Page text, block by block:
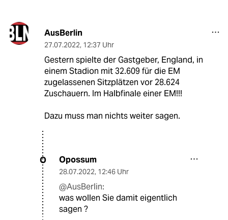
AusBerlin
27.07.2022, 12:37 Uhr
Gestern spielte der Gastgeber, England, in
einem Stadion mit 32.609 für die EM
zugelassenen Sitzplätzen vor 28.624
Zuschauern. Im Halbfinale einer EM!!!
Dazu muss man nichts weiter sagen.
O Opossum
28.07.2022, 12:46 Uhr
@AusBerlin:
was wollen Sie damit eigentlich
sagen ?